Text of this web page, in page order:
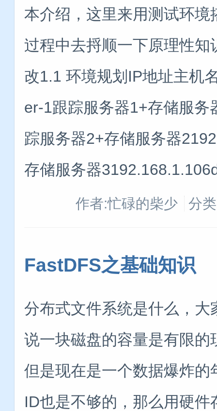
本介绍，这里来用测试环
过程中去捋顺一下原理性
改1.1 环境规划IP地址主机
er-1跟踪服务器1+存储服
踪服务器2+存储服务器
存储服务器
作者:忙碌的柴少 分
FastDFS之基础知识
分布式文件系统是什么，
说一块磁盘的容量是有限
但是现在是一个数据爆炸
ID也是不够的，那么用硬